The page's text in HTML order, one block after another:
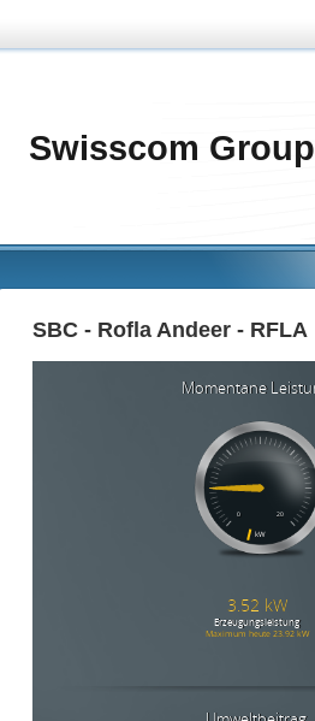
Swisscom Group
SBC - Rofla Andeer - RFLA